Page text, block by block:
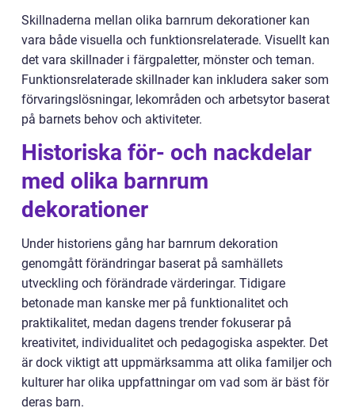
Skillnaderna mellan olika barnrum dekorationer kan
vara både visuella och funktionsrelaterade. Visuellt kan
det vara skillnader i färgpaletter, mönster och teman.
Funktionsrelaterade skillnader kan inkludera saker som
förvaringslösningar, lekområden och arbetsytor baserat
på barnets behov och aktiviteter.
Historiska för- och nackdelar
med olika barnrum
dekorationer
Under historiens gång har barnrum dekoration
genomgått förändringar baserat på samhällets
utveckling och förändrade värderingar. Tidigare
betonade man kanske mer på funktionalitet och
praktikalitet, medan dagens trender fokuserar på
kreativitet, individualitet och pedagogiska aspekter. Det
är dock viktigt att uppmärksamma att olika familjer och
kulturer har olika uppfattningar om vad som är bäst för
deras barn.